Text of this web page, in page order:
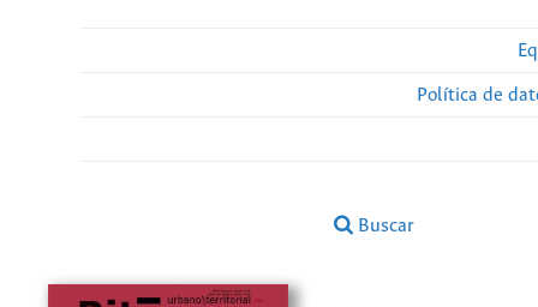
Política de
Buscar